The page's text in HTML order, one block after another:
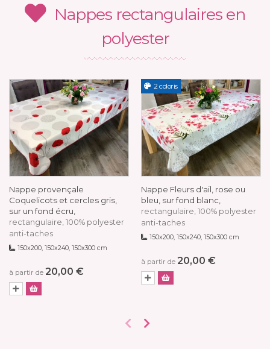
Nappes rectangulaires en
polyester
Nappe provençale
Coquelicots et cercles gris,
sur un fond écru,
rectangulaire, 100% polyester
anti-taches
150x200, 150x240, 150x300 cm
à partir de 20,00 €
2 coloris
Nappe Fleurs d'ail, rose ou
bleu, sur fond blanc,
rectangulaire, 100% polyester
anti-taches
150x200, 150x240, 150x300 cm
à partir de 20,00 €